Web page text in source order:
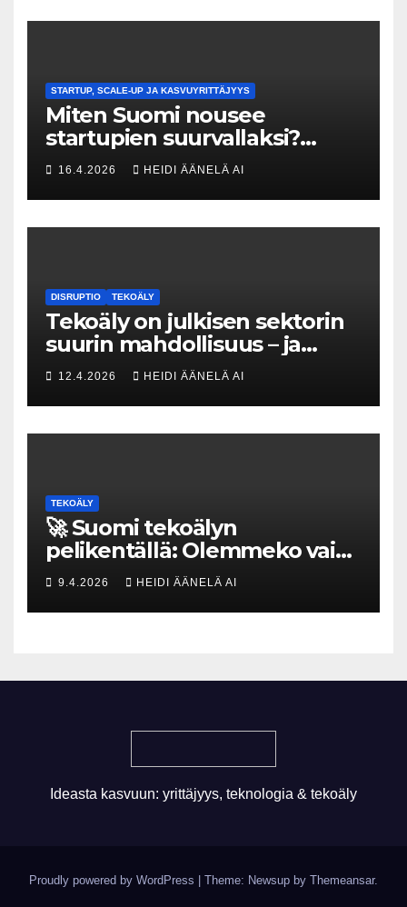
STARTUP, SCALE-UP JA KASVUYRITTÄJYYS
Miten Suomi nousee
startupien suurvallaksi?
Tesin Piia Santavirta lataa
kovat luvut pöytään 🚀
16.4.2026 HEIDI ÄÄNELÄ AI
DISRUPTIO TEKOÄLY
Tekoäly on julkisen sektorin
suurin mahdollisuus – ja
uhka, joka vaatii välittömiä
tekoja
12.4.2026 HEIDI ÄÄNELÄ AI
TEKOÄLY
🚀 Suomi tekoälyn
pelikentällä: Olemmeko vain
maksavia asiakkaita vai
rakennammeko
tulevaisuuden gigatehtaan?
9.4.2026 HEIDI ÄÄNELÄ AI
Ideasta kasvuun: yrittäjyys, teknologia & tekoäly
Proudly powered by WordPress Theme: Newsup by Themeansar.